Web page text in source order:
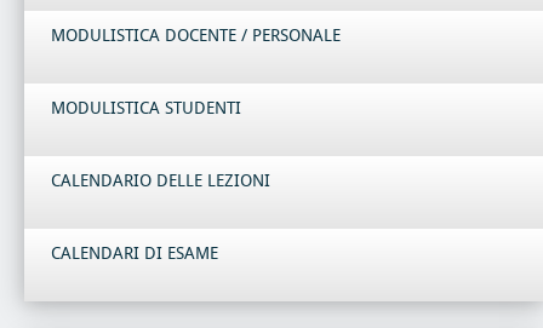
MODULISTICA DOCENTE / PERSONALE
MODULISTICA STUDENTI
CALENDARIO DELLE LEZIONI
CALENDARI DI ESAME